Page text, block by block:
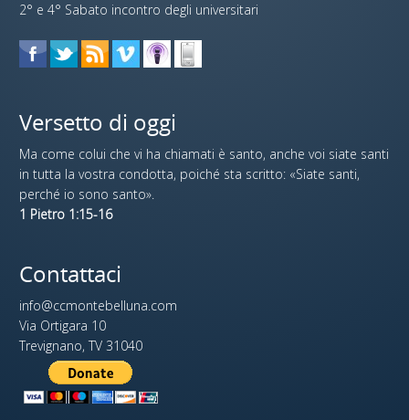
2° e 4° Sabato incontro degli universitari
Versetto di oggi
Ma come colui che vi ha chiamati è santo, anche voi siate santi
in tutta la vostra condotta, poiché sta scritto: «Siate santi,
perché io sono santo».
1 Pietro 1:15-16
Contattaci
info@ccmontebelluna.com
Via Ortigara 10
Trevignano, TV 31040